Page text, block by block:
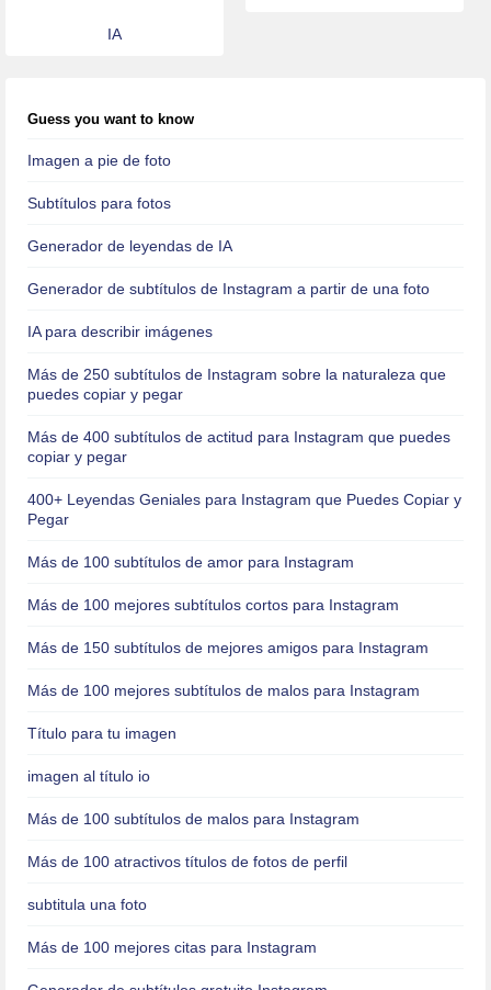
IA
Guess you want to know
Imagen a pie de foto
Subtítulos para fotos
Generador de leyendas de IA
Generador de subtítulos de Instagram a partir de una foto
IA para describir imágenes
Más de 250 subtítulos de Instagram sobre la naturaleza que
puedes copiar y pegar
Más de 400 subtítulos de actitud para Instagram que puedes
copiar y pegar
400+ Leyendas Geniales para Instagram que Puedes Copiar y
Pegar
Más de 100 subtítulos de amor para Instagram
Más de 100 mejores subtítulos cortos para Instagram
Más de 150 subtítulos de mejores amigos para Instagram
Más de 100 mejores subtítulos de malos para Instagram
Título para tu imagen
imagen al título io
Más de 100 subtítulos de malos para Instagram
Más de 100 atractivos títulos de fotos de perfil
subtitula una foto
Más de 100 mejores citas para Instagram